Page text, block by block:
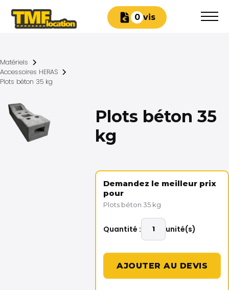
Devis
0
Matériels
Accessoires HERAS
Plots béton 35 kg
Plots béton 35
kg
Demandez le meilleur prix
pour
Plots béton 35 kg
Quantité : unité(s)